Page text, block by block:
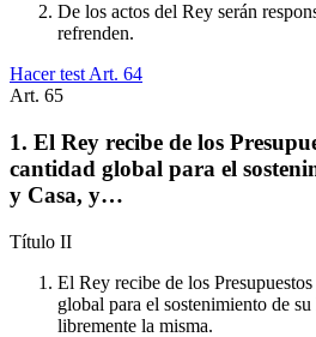
De los actos del Rey serán
refrenden.
Hacer test Art. 64
Art. 65
1. El Rey recibe de los
cantidad global para el
y Casa, y…
Título II
El Rey recibe de los
global para el sostenimiento de
libremente la misma.